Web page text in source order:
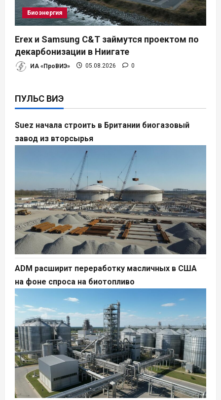
Биоэнергия
Erex и Samsung C&T займутся проектом по
декарбонизации в Ниигате
ИА «ПроВИЭ» 05.08.2026 0
ПУЛЬС ВИЭ
Suez начала строить в Британии биогазовый
завод из вторсырья
ADM расширит переработку масличных в США
на фоне спроса на биотопливо